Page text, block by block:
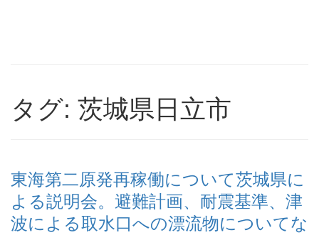
タグ: 茨城県日立市
東海第二原発再稼働について茨城県に
よる説明会。避難計画、耐震基準、津
波による取水口への漂流物についてな